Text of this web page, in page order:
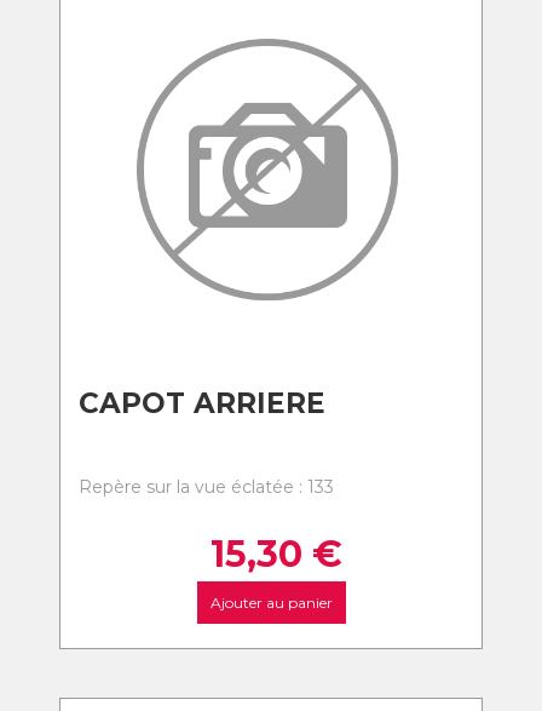
CAPOT ARRIERE
Repère sur la vue éclatée : 133
15,30 €
Ajouter au panier